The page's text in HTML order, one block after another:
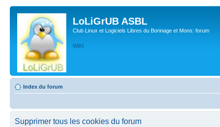
LoLiGrUB ASBL
Club Linux et Logiciels Libres du Borinage et Mons: forum
WIKI
Index du forum
Supprimer tous les cookies du forum